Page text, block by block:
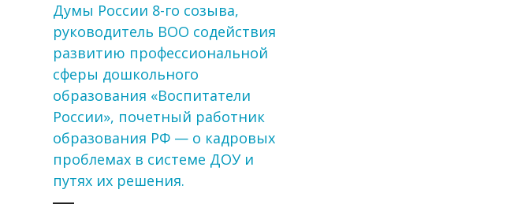
Думы России 8-го созыва,
руководитель ВОО содействия
развитию профессиональной
сферы дошкольного
образования «Воспитатели
России», почетный работник
образования РФ — о кадровых
проблемах в системе ДОУ и
путях их решения.